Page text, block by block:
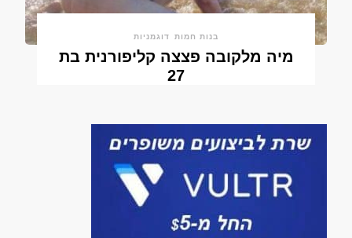
בנות חמות דוגמניות
מיה מלקובה פצצה קליפורנית בת
27